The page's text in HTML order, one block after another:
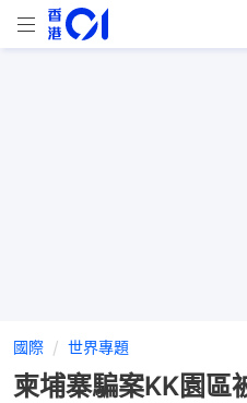
國際 世界專題
柬埔寨騙案KK園